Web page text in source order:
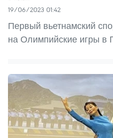
19/06/2023 01:42
Первый вьетнамский
на Олимпийские игры в